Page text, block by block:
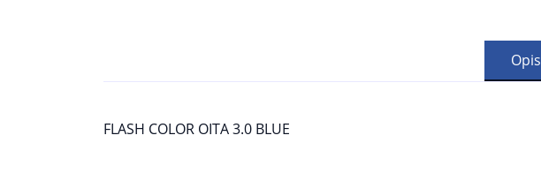
Opis
FLASH COLOR OITA 3.0 BLUE